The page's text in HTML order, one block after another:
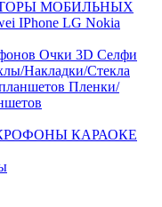
МОБИЛЬНЫХ
IPhone LG Nokia
Очки 3D Селфи
Накладки/Стекла
Пленки/
КАРАОКЕ